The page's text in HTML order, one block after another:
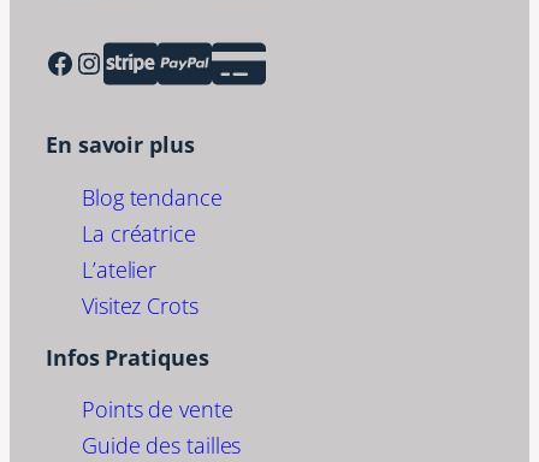
Facebook Instagram
En savoir plus
Blog tendance
La créatrice
L’atelier
Visitez Crots
Infos Pratiques
Points de vente
Guide des tailles